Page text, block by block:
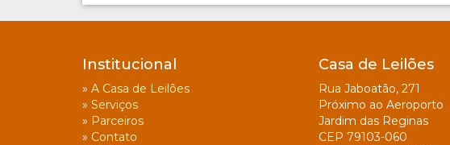
Institucional
» A Casa de Leilões
» Serviços
» Parceiros
» Contato
Casa de Leilões
Rua Jaboatão, 271
Próximo ao Aeroporto
Jardim das Reginas
CEP 79103-060